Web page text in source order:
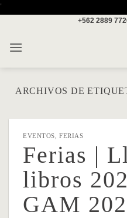
'
+562 2889
ARCHIVOS DE
EVENTOS ,FERIAS
Ferias |
libros
GAM